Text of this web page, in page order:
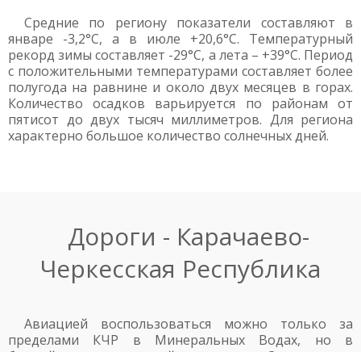
Средние по региону показатели составляют в
январе -3,2°С, а в июле +20,6°С. Температурный
рекорд зимы составляет -29°С, а лета – +39°С. Период
с положительными температурами составляет более
полугода на равнине и около двух месяцев в горах.
Количество осадков варьируется по районам от
пятисот до двух тысяч миллиметров. Для региона
характерно большое количество солнечных дней.
Дороги - Карачаево-
Черкесская Республика
Авиацией воспользоваться можно только за
пределами КЧР в Минеральных Водах, но в